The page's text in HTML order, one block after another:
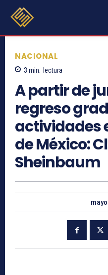
NACIONAL
3 min. lectura
A partir de
regreso
actividades
de México:
Sheinbaum